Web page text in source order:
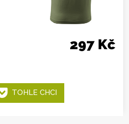
297 Kč
TOHLE CHCI